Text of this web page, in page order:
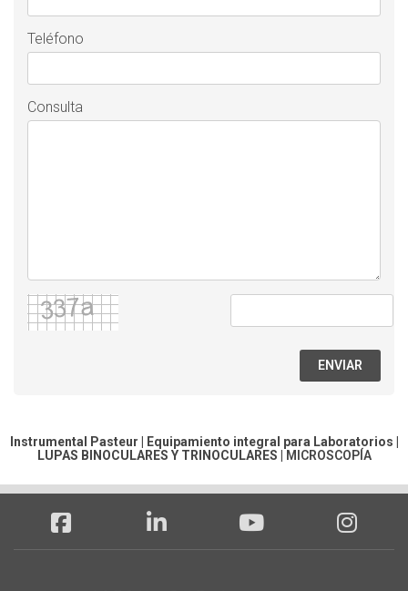
Teléfono
Consulta
ENVIAR
Instrumental Pasteur | Equipamiento integral para Laboratorios |
LUPAS BINOCULARES Y TRINOCULARES
MICROSCOPÍA